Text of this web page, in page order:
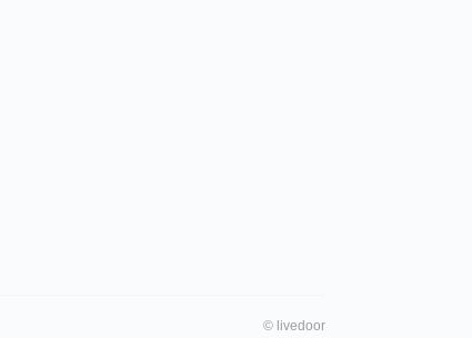
© livedoor